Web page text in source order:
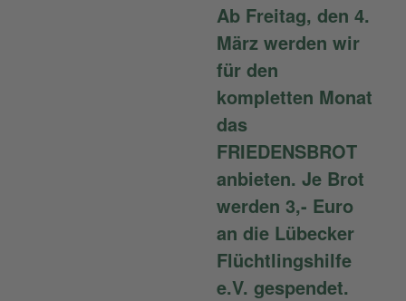
Ab Freitag, den 4.
März werden wir
für den
kompletten Monat
das
FRIEDENSBROT
anbieten. Je Brot
werden 3,- Euro
an die Lübecker
Flüchtlingshilfe
e.V. gespendet.